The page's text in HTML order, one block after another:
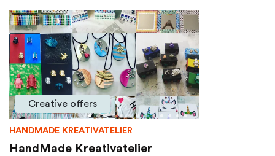
Creative offers
HANDMADE KREATIVATELIER
HandMade Kreativatelier